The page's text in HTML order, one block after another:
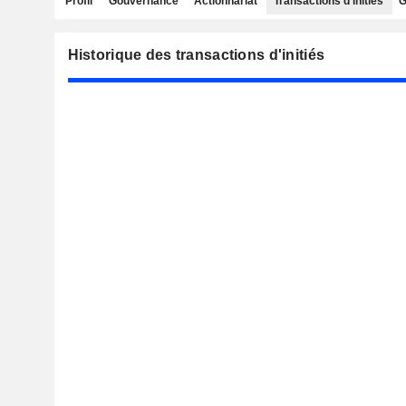
Historique des transactions d'initiés